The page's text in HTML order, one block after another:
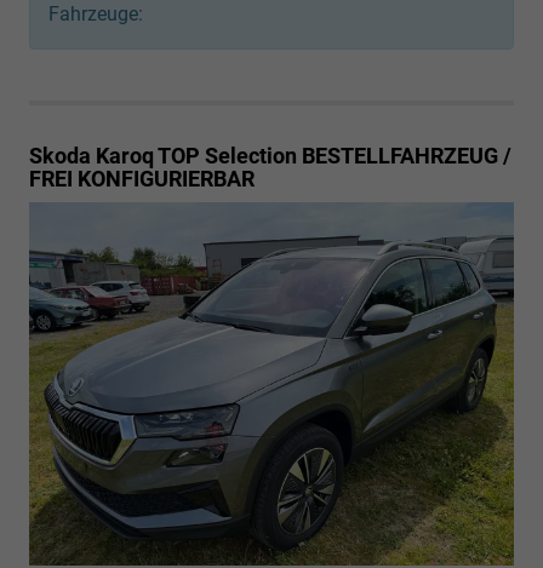
Fahrzeuge:
Skoda KaroqTOP Selection BESTELLFAHRZEUG /
FREI KONFIGURIERBAR